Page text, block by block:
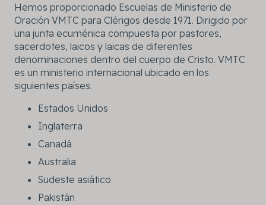
Hemos proporcionado Escuelas de Ministerio de
Oración VMTC para Clérigos desde 1971. Dirigido por
una junta ecuménica compuesta por pastores,
sacerdotes, laicos y laicas de diferentes
denominaciones dentro del cuerpo de Cristo. VMTC
es un ministerio internacional ubicado en los
siguientes países.
Estados Unidos
Inglaterra
Canadá
Australia
Sudeste asiático
Pakistán